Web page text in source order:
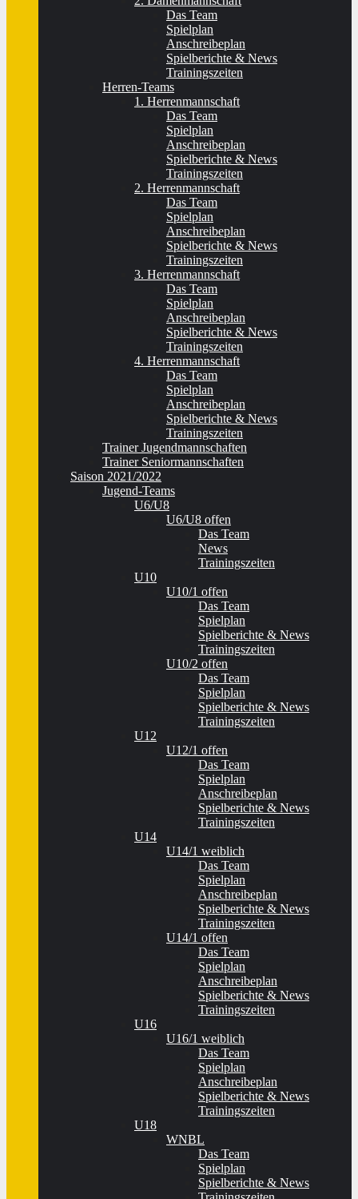
Das Team
Spielplan
Anschreibeplan
Spielberichte & News
Trainingszeiten
Herren-Teams
1. Herrenmannschaft
Das Team
Spielplan
Anschreibeplan
Spielberichte & News
Trainingszeiten
2. Herrenmannschaft
Das Team
Spielplan
Anschreibeplan
Spielberichte & News
Trainingszeiten
3. Herrenmannschaft
Das Team
Spielplan
Anschreibeplan
Spielberichte & News
Trainingszeiten
4. Herrenmannschaft
Das Team
Spielplan
Anschreibeplan
Spielberichte & News
Trainingszeiten
Trainer Jugendmannschaften
Trainer Seniormannschaften
Saison 2021/2022
Jugend-Teams
U6/U8
U6/U8 offen
Das Team
News
Trainingszeiten
U10
U10/1 offen
Das Team
Spielplan
Spielberichte & News
Trainingszeiten
U10/2 offen
Das Team
Spielplan
Spielberichte & News
Trainingszeiten
U12
U12/1 offen
Das Team
Spielplan
Anschreibeplan
Spielberichte & News
Trainingszeiten
U14
U14/1 weiblich
Das Team
Spielplan
Anschreibeplan
Spielberichte & News
Trainingszeiten
U14/1 offen
Das Team
Spielplan
Anschreibeplan
Spielberichte & News
Trainingszeiten
U16
U16/1 weiblich
Das Team
Spielplan
Anschreibeplan
Spielberichte & News
Trainingszeiten
U18
WNBL
Das Team
Spielplan
Spielberichte & News